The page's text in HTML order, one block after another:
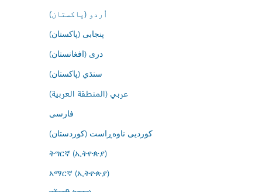
اُردو (پاکستان)
پنجابی (پاکستان)
درى (افغانستان)
سنڌي (پاکستان)
عربي (المنطقة العربية)
فارسى
کوردیی ناوەڕاست (کوردستان)
ትግርኛ (ኢትዮጵያ)
አማርኛ (ኢትዮጵያ)